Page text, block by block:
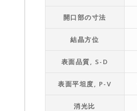
開口部の寸法
結晶方位
表面品質, S-D
表面平坦度, P-V
消光比